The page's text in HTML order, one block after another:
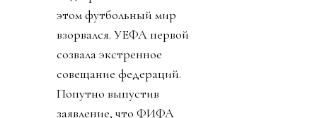
этом футбольный мир
взорвался. УЕФА первой
созвала экстренное
совещание федераций.
Попутно выпустив
заявление, что ФИФА